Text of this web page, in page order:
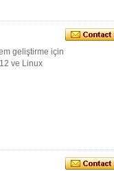
geliştirme için
ve Linux